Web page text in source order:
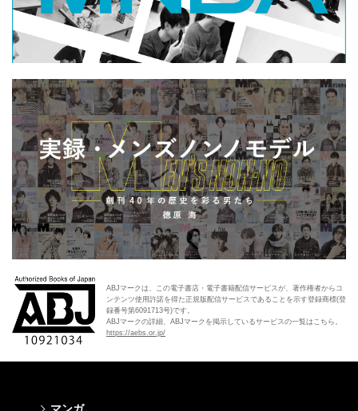
ABJマークは、この電子書店・電子書籍配信サービスが、著作権者からコ
ンテンツ使用許諾を得た正規版配信サービスであることを示す登録商標(登
録番号第6091713号)です。
ABJマークの詳細、ABJマークを掲示しているサービスの一覧はこちら。
https://aebs.or.jp/